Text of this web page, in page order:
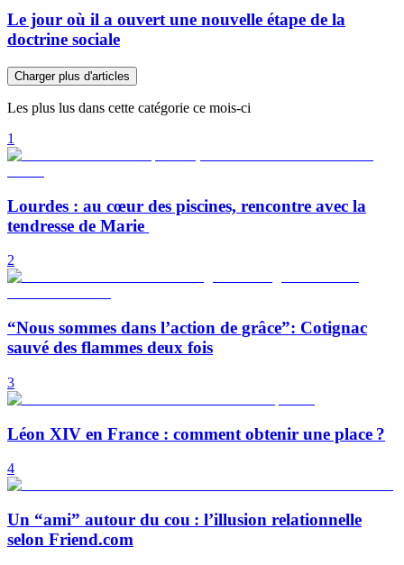
Le jour où il a ouvert une nouvelle étape de la
doctrine sociale
Charger plus d'articles
Les plus lus dans cette catégorie ce mois-ci
1
Lourdes : au cœur des piscines, rencontre avec la
tendresse de Marie
2
“Nous sommes dans l’action de grâce”: Cotignac
sauvé des flammes deux fois
3
Léon XIV en France : comment obtenir une place ?
4
Un “ami” autour du cou : l’illusion relationnelle
selon Friend.com